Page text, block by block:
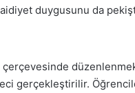
duygusunu da
gerçekleştirilir.